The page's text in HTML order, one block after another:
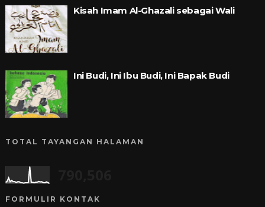
Kisah Imam Al-Ghazali sebagai Wali
Ini Budi, Ini Ibu Budi, Ini Bapak Budi
TOTAL TAYANGAN HALAMAN
FORMULIR KONTAK